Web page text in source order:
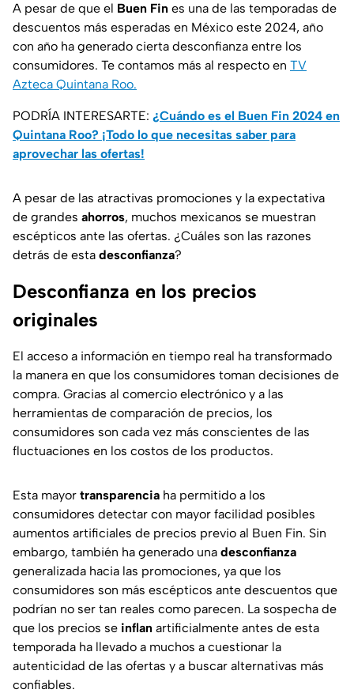
A pesar de que el Buen Fin es una de las temporadas de
descuentos más esperadas en México este 2024, año
con año ha generado cierta desconfianza entre los
consumidores. Te contamos más al respecto en TV
Azteca Quintana Roo.
PODRÍA INTERESARTE: ¿Cuándo es el Buen Fin 2024 en
Quintana Roo? ¡Todo lo que necesitas saber para
aprovechar las ofertas!
A pesar de las atractivas promociones y la expectativa
de grandes ahorros, muchos mexicanos se muestran
escépticos ante las ofertas. ¿Cuáles son las razones
detrás de esta desconfianza?
Desconfianza en los precios
originales
El acceso a información en tiempo real ha transformado
la manera en que los consumidores toman decisiones de
compra. Gracias al comercio electrónico y a las
herramientas de comparación de precios, los
consumidores son cada vez más conscientes de las
fluctuaciones en los costos de los productos.
Esta mayor transparencia ha permitido a los
consumidores detectar con mayor facilidad posibles
aumentos artificiales de precios previo al Buen Fin. Sin
embargo, también ha generado una desconfianza
generalizada hacia las promociones, ya que los
consumidores son más escépticos ante descuentos que
podrían no ser tan reales como parecen. La sospecha de
que los precios se inflan artificialmente antes de esta
temporada ha llevado a muchos a cuestionar la
autenticidad de las ofertas y a buscar alternativas más
confiables.